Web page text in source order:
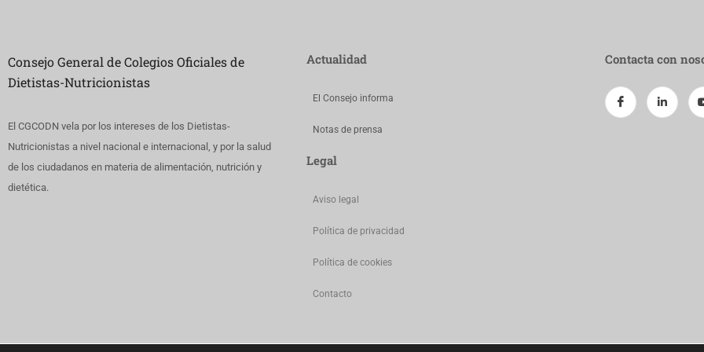
Consejo General de Colegios Oficiales de
Dietistas-Nutricionistas
El CGCODN vela por los intereses de los Dietistas-
Nutricionistas a nivel nacional e internacional, y por la salud
de los ciudadanos en materia de alimentación, nutrición y
dietética.
Actualidad
El Consejo informa
Notas de prensa
Legal
Aviso legal
Política de privacidad
Política de cookies
Contacto
Contacta con